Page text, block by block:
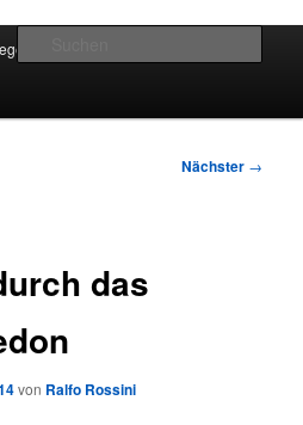
Nächster →
das
von Ralfo Rossini